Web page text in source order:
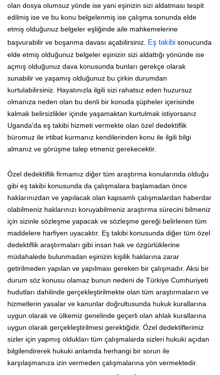
olan dosya olumsuz yönde ise yani eşinizin sizi aldatması tespit
edilmiş ise ve bu konu belgelenmiş ise çalışma sonunda elde
etmiş olduğunuz belgeler eşliğinde aile mahkemelerine
başvurabilir ve boşanma davası açabilirsiniz.
Eş takibi sonucunda
elde etmiş olduğunuz belgeler eşinizin sizi aldattığı yönünde ise
açmış olduğunuz dava konusunda bunları gerekçe olarak
sunabilir ve yaşamış olduğunuz bu çirkin durumdan
kurtulabilirsiniz. Hayatınızla ilgili sizi rahatsız eden huzursuz
olmanıza neden olan bu denli bir konuda şüpheler içerisinde
kalmak belirsizlikler içinde yaşamaktan kurtulmak istiyorsanız
Uganda'da eş takibi hizmeti vermekte olan özel dedektiflik
büromuz ile irtibat kurmanız kendilerinden konu ile ilgili bilgi
almanız ve görüşme talep etmeniz gerekecektir.
Özel dedektiflik firmamız diğer tüm araştırma konularında olduğu
gibi eş takibi konusunda da çalışmalara başlamadan önce
haklarınızdan ve yapılacak olan kapsamlı çalışmalardan haberdar
olabilmeniz haklarınızı koruyabilmeniz araştırma sürecini bilmeniz
için sizinle sözleşme yapacak ve sözleşme gereği belirlenen tüm
maddelere harfiyen uyacaktır. Eş takibi konusunda diğer tüm özel
dedektiflik araştırmaları gibi insan hak ve özgürlüklerine
müdahalede bulunmadan eşinizin kişilik haklarına zarar
getirilmeden yapılan ve yapılması gereken bir çalışmadır. Aksi bir
durum söz konusu olamaz bunun nedeni de Türkiye Cumhuriyeti
hudutları dahilinde gerçekleştirilmekte olan tüm araştırmaların ve
hizmetlerin yasalar ve kanunlar doğrultusunda hukuk kurallarına
uygun olarak ve ülkemiz genelinde geçerli olan ahlak kurallarına
uygun olarak gerçekleştirilmesi gerektiğidir. Özel dedektiflerimiz
sizler için yapmış oldukları tüm çalışmalarda sizleri hukuki açıdan
bilgilendirerek hukuki anlamda herhangi bir sorun ile
karşılaşmanıza izin vermeden çalışmalarına yön vermektedir.